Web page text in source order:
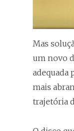
Mas
um novo
adequada
mais
trajetória